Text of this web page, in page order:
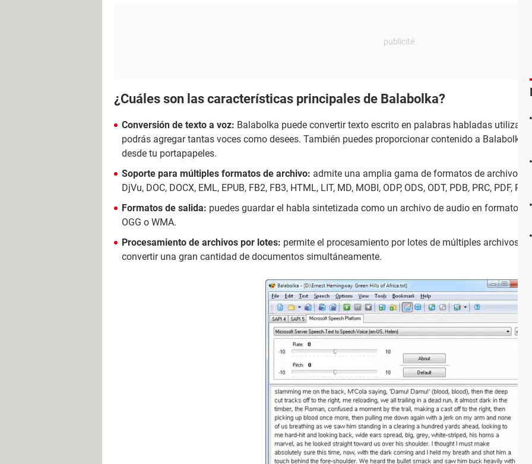
¿Cuáles son las características principales de Balabolka?
Conversión de texto a voz: Balabolka puede convertir texto escrito en palabras habladas
podrás agregar tantas voces como desees. También puedes proporcionar contenido a Balabolka
desde tu portapapeles.
Soporte para múltiples formatos de archivo: admite una amplia gama de formatos de archivo,
DjVu, DOC, DOCX, EML, EPUB, FB2, FB3, HTML, LIT, MD, MOBI, ODP, ODS, ODT, PDB, PRC, PDF,
Formatos de salida: puedes guardar el habla sintetizada como un archivo de audio en formatos
OGG o WMA.
Procesamiento de archivos por lotes: permite el procesamiento por lotes de múltiples archivos,
convertir una gran cantidad de documentos simultáneamente.